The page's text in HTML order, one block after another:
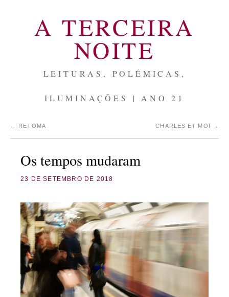
A TERCEIRA
NOITE
LEITURAS, POLÉMICAS,
ILUMINAÇÕES | ANO 21
← RETOMA CHARLES ET MOI →
Os tempos mudaram
23 DE SETEMBRO DE 2018